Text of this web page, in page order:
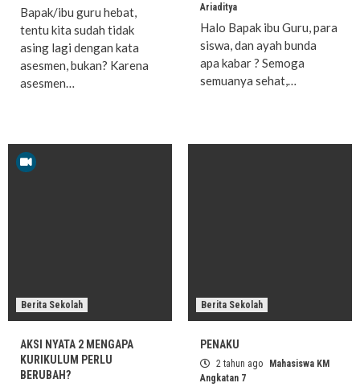
Bapak/ibu guru hebat,
tentu kita sudah tidak
asing lagi dengan kata
asesmen, bukan? Karena
asesmen…
Ariaditya
Halo Bapak ibu Guru, para
siswa, dan ayah bunda
apa kabar ? Semoga
semuanya sehat,…
Berita Sekolah
AKSI NYATA 2 MENGAPA
KURIKULUM PERLU
BERUBAH?
Berita Sekolah
PENAKU
2 tahun ago
Mahasiswa KM
Angkatan 7